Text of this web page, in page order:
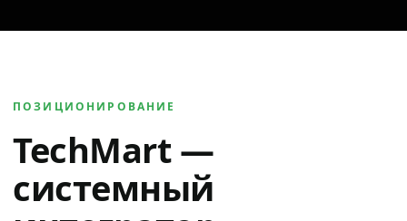
ПОЗИЦИОНИРОВАНИЕ
TechMart —
системный